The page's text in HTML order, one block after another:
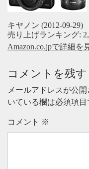
キヤノン (2012-09-29)
売り上げランキング:
Amazon.co.jpで詳細を
コメントを残す
メールアドレスが公
いている欄は必須項目
コメント ※